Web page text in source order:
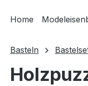
Home
Basteln